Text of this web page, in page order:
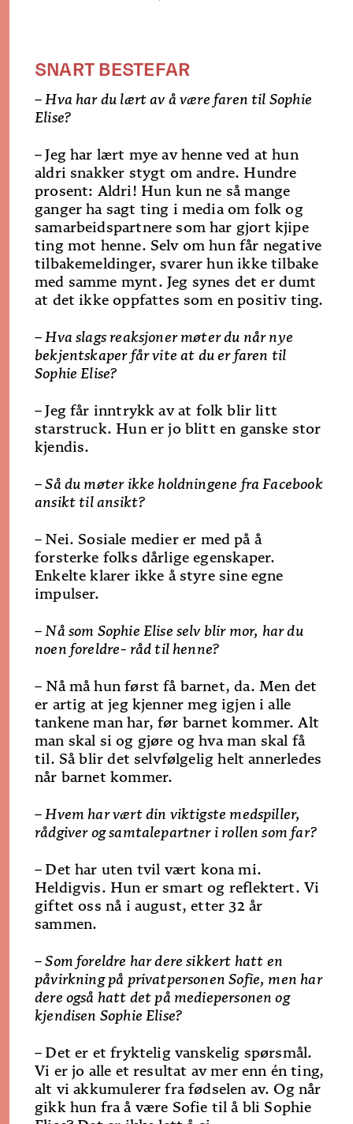
SNART BESTEFAR
– Hva har du lært av å være faren til Sophie
Elise?
–Jeg har lært mye av henne ved at hun
aldri snak­ker stygt om andre. Hundre
prosent: Aldri! Hun kun­ ne så mange
ganger ha sagt ting i media om folk og
samarbeidspartnere som har gjort kjipe
ting mot henne. Selv om hun får negative
tilbakemeldinger, svarer hun ikke tilbake
med samme mynt. Jeg synes det er dumt
at det ikke oppfattes som en positiv ting.
– Hva slags reaksjoner møter du når nye
bekjentskaper får vite at du er faren til
Sophie Elise?
–Jeg får inntrykk av at folk blir litt
starstruck. Hun er jo blitt en ganske stor
kjendis.
– Så du møter ikke holdningene fra Facebook
ansikt til ansikt?
– Nei. Sosiale medier er med på å
forsterke folks dårlige egenskaper.
Enkelte klarer ikke å styre sine egne
impulser.
– Nå som Sophie Elise selv blir mor, har du
noen foreldre- råd til henne?
– Nå må hun først få barnet, da. Men det
er artig at jeg kjenner meg igjen i alle
tankene man har, før barnet kommer. Alt
man skal si og gjøre og hva man skal få
til. Så blir det selvfølgelig helt annerledes
når barnet kommer.
– Hvem har vært din viktigste medspiller,
rådgiver og samtalepartner i rollen som far?
– Det har uten tvil vært kona mi.
Heldigvis. Hun er smart og reflektert. Vi
giftet oss nå i august, etter 32 år
sammen.
– Som foreldre har dere sikkert hatt en
påvirkning på privatpersonen Sofie, men har
dere også hatt det på mediepersonen og
kjendisen Sophie Elise?
– Det er et fryktelig vanskelig spørsmål.
Vi er jo alle et resultat av mer enn én ting,
alt vi akkumulerer fra fødselen av. Og når
gikk hun fra å være Sofie til å bli Sophie